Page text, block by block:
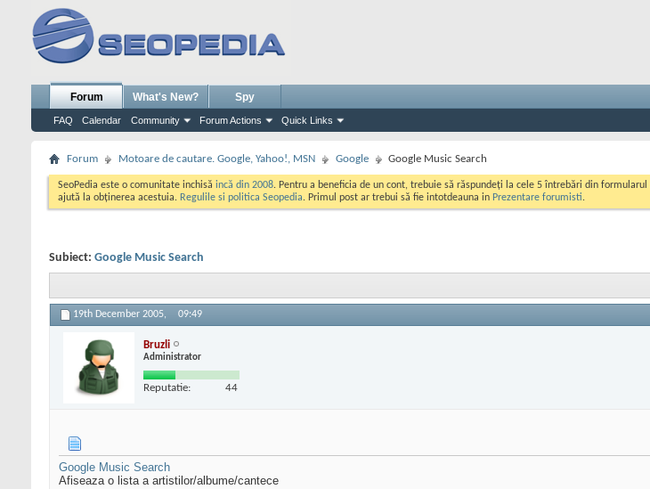
Forum
FAQ Calendar Community Forum Actions Quick Links
What's New? Spy
Forum Motoare de cautare. Google, Yahoo!, MSN Google Google Music Search
SeoPedia este o comunitate inchisă incă din 2008. Pentru a beneficia de un cont, trebuie să răspundeți la cele 5 întrebări din
ajută la obținerea acestuia. Regulile si politica Seopedia. Primul post ar trebui să fie intotdeauna in Prezentare forumisti.
Subiect: Google Music Search
19th December 2005, 09:49
Bruzli
Administrator
Reputatie: 44
Google Music Search
Afiseaza o lista a artistilor/albume/cantece